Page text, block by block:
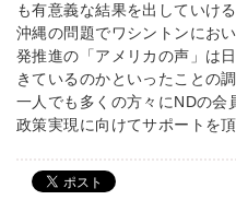
も有意義な結果を出していけ
沖縄の問題でワシントンにお
発推進の「アメリカの声」は
きているのかといったことの
一人でも多くの方々にNDの会
政策実現に向けてサポートを